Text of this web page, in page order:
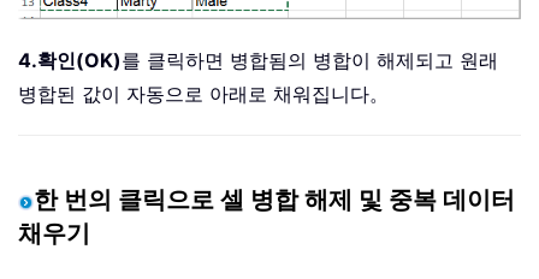
4.확인(OK)를 클릭하면 병합됨의 병합이 해제되고 원래
병합된 값이 자동으로 아래로 채워집니다。
한 번의 클릭으로 셀 병합 해제 및 중복 데이터
채우기